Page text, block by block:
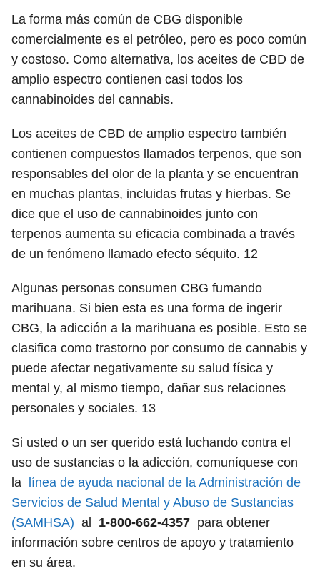
La forma más común de CBG disponible
comercialmente es el petróleo, pero es poco común
y costoso. Como alternativa, los aceites de CBD de
amplio espectro contienen casi todos los
cannabinoides del cannabis.
Los aceites de CBD de amplio espectro también
contienen compuestos llamados terpenos, que son
responsables del olor de la planta y se encuentran
en muchas plantas, incluidas frutas y hierbas. Se
dice que el uso de cannabinoides junto con
terpenos aumenta su eficacia combinada a través
de un fenómeno llamado efecto séquito. 12
Algunas personas consumen CBG fumando
marihuana. Si bien esta es una forma de ingerir
CBG, la adicción a la marihuana es posible. Esto se
clasifica como trastorno por consumo de cannabis y
puede afectar negativamente su salud física y
mental y, al mismo tiempo, dañar sus relaciones
personales y sociales. 13
Si usted o un ser querido está luchando contra el
uso de sustancias o la adicción, comuníquese con
la
línea de ayuda nacional de la Administración de
Servicios de Salud Mental y Abuso de Sustancias
(SAMHSA) al 1-800-662-4357 para obtener
información sobre centros de apoyo y tratamiento
en su área.